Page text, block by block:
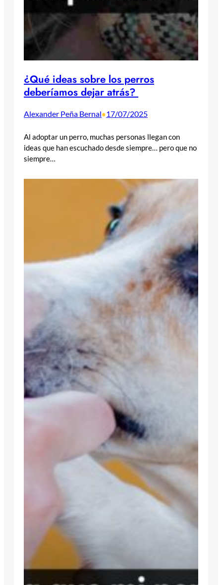
¿Qué ideas sobre los perros
deberíamos dejar atrás?
Alexander Peña Bernal•17/07/2025
Al adoptar un perro, muchas personas llegan con
ideas que han escuchado desde siempre… pero que no
siempre…